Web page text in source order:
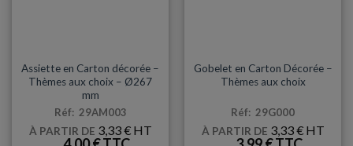
Assiette en Carton décorée –
Thèmes aux choix – Ø267
mm
Réf: 29AM003
À PARTIR DE 3,33€
Gobelet en Carton Décorée –
Thèmes aux choix
Réf: 29G000
À PARTIR DE 3,33€